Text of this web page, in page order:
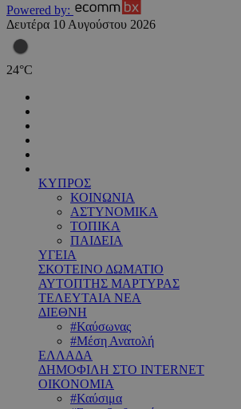
Powered by:
Δευτέρα 10 Αυγούστου 2026
24°C
ΚΥΠΡΟΣ
ΚΟΙΝΩΝΙΑ
ΑΣΤΥΝΟΜΙΚΑ
ΤΟΠΙΚΑ
ΠΑΙΔΕΙΑ
ΥΓΕΙΑ
ΣΚΟΤΕΙΝΟ ΔΩΜΑΤΙΟ
ΑΥΤΟΠΤΗΣ ΜΑΡΤΥΡΑΣ
ΤΕΛΕΥΤΑΙΑ ΝΕΑ
ΔΙΕΘΝΗ
#Καύσωνας
#Μέση Ανατολή
ΕΛΛΑΔΑ
ΔΗΜΟΦΙΛΗ ΣΤΟ INTERNET
ΟΙΚΟΝΟΜΙΑ
#Καύσιμα